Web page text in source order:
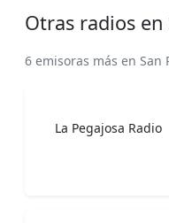
Otras radios en
6 emisoras más en San
La Pegajosa Radio